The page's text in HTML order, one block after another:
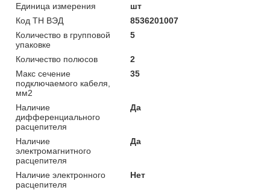
Единица измерения
шт
Код ТН ВЭД
8536201007
Количество в групповой
упаковке
5
Количество полюсов
2
Макс сечение
подключаемого кабеля,
мм2
35
Наличие
дифференциального
расцепителя
Да
Наличие
электромагнитного
расцепителя
Да
Наличие электронного
расцепителя
Нет